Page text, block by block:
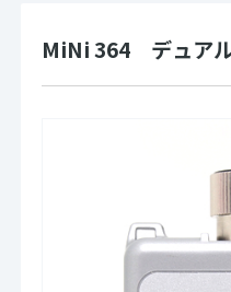
MiNi 364 デュア